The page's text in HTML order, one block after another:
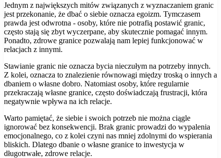
Jednym z największych mitów związanych z wyznaczaniem granic
jest przekonanie, że dbać o siebie oznacza egoizm. Tymczasem
prawda jest odwrotna - osoby, które nie potrafią postawić granic,
często stają się zbyt wyczerpane, aby skutecznie pomagać innym.
Ponadto, zdrowe granice pozwalają nam lepiej funkcjonować w
relacjach z innymi.
Stawianie granic nie oznacza bycia nieczułym na potrzeby innych.
Z kolei, oznacza to znalezienie równowagi między troską o innych a
dbaniem o własne dobro. Natomiast osoby, które regularnie
przekraczają własne granice, często doświadczają frustracji, która
negatywnie wpływa na ich relacje.
Warto pamiętać, że siebie i swoich potrzeb nie można ciągle
ignorować bez konsekwencji. Brak granic prowadzi do wypalenia
emocjonalnego, co z kolei czyni nas mniej zdolnymi do wspierania
bliskich. Dlatego dbanie o własne granice to inwestycja w
długotrwałe, zdrowe relacje.